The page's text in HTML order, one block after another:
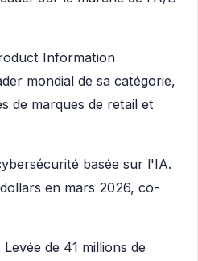
Information
mondial de sa catégorie,
de marques de retail et
basée sur l'IA.
en mars 2026, co-
de 41 millions de